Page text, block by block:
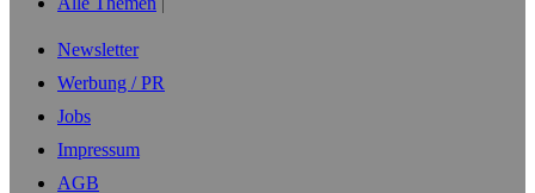
Newsletter
Werbung / PR
Jobs
Impressum
AGB